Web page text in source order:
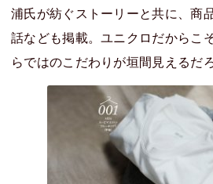
浦氏が紡ぐストーリーと共に、商
話なども掲載。ユニクロだからこ
らではのこだわりが垣間見えるだろ